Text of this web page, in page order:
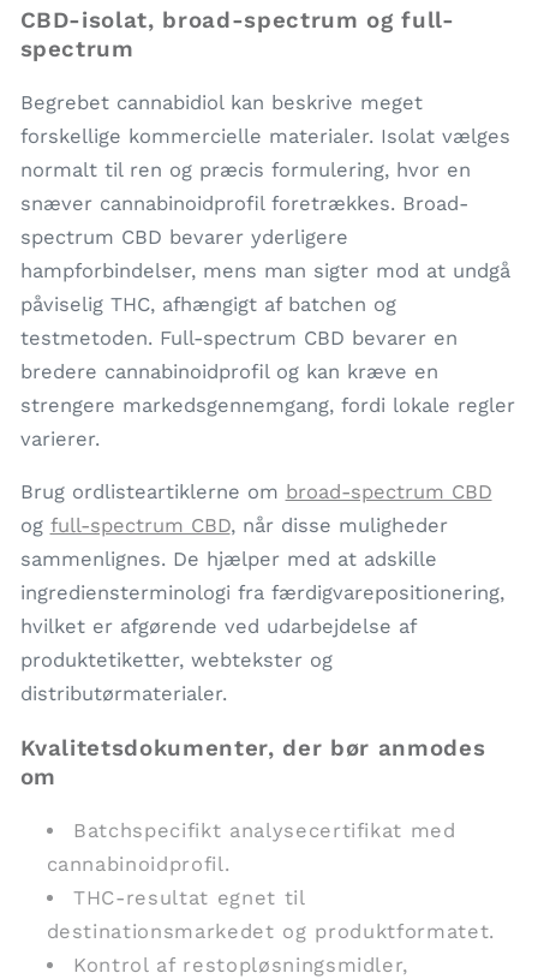
CBD-isolat, broad-spectrum og full-
spectrum
Begrebet cannabidiol kan beskrive meget
forskellige kommercielle materialer. Isolat vælges
normalt til ren og præcis formulering, hvor en
snæver cannabinoidprofil foretrækkes. Broad-
spectrum CBD bevarer yderligere
hampforbindelser, mens man sigter mod at undgå
påviselig THC, afhængigt af batchen og
testmetoden. Full-spectrum CBD bevarer en
bredere cannabinoidprofil og kan kræve en
strengere markedsgennemgang, fordi lokale regler
varierer.
Brug ordlisteartiklerne om broad-spectrum CBD
og full-spectrum CBD, når disse muligheder
sammenlignes. De hjælper med at adskille
ingrediensterminologi fra færdigvarepositionering,
hvilket er afgørende ved udarbejdelse af
produktetiketter, webtekster og
distributørmaterialer.
Kvalitetsdokumenter, der bør anmodes
om
Batchspecifikt analysecertifikat med
cannabinoidprofil.
THC-resultat egnet til
destinationsmarkedet og produktformatet.
Kontrol af restopløsningsmidler,